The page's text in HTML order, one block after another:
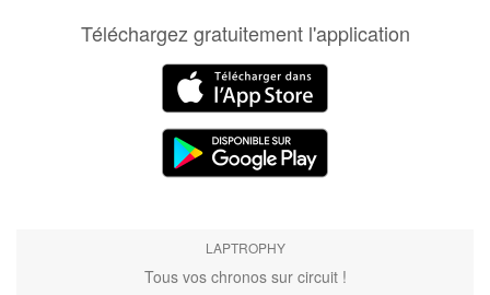
Téléchargez gratuitement l'application
LAPTROPHY
Tous vos chronos sur circuit !